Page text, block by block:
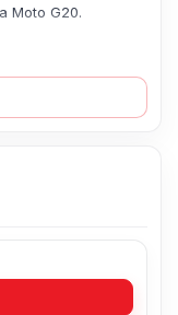
Moto G20.
need this part to